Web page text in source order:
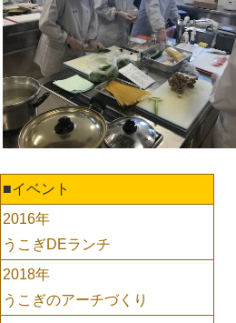
■イベント
2016年
うこぎDEランチ
2018年
うこぎのアーチづくり